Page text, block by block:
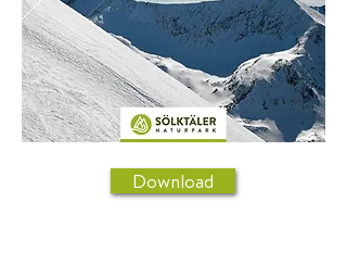
Download